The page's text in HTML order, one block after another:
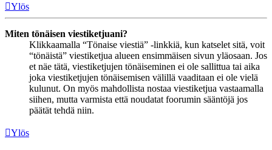
Ylös
Miten tönäisen viestiketjuani?
Klikkaamalla “Tönaise viestiä” -linkkiä, kun katselet sitä, voit
“tönäistä” viestiketjua alueen ensimmäisen sivun yläosaan. Jos
et näe tätä, viestiketjujen tönäiseminen ei ole sallittua tai aika
joka viestiketjujen tönäisemisen välillä vaaditaan ei ole vielä
kulunut. On myös mahdollista nostaa viestiketjua vastaamalla
siihen, mutta varmista että noudatat foorumin sääntöjä jos
päätät tehdä niin.
Ylös